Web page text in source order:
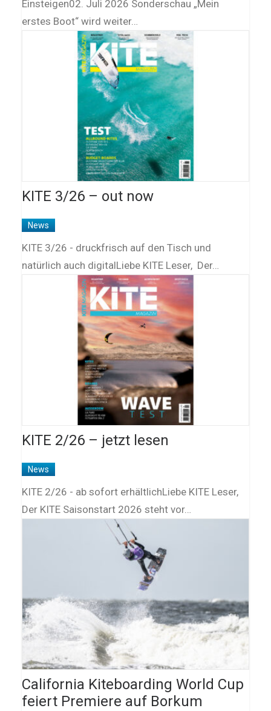
Einsteigen02. Juli 2026 Sonderschau „Mein
erstes Boot“ wird weiter…
KITE 3/26 – out now
News
KITE 3/26 - druckfrisch auf den Tisch und
natürlich auch digitalLiebe KITE Leser, Der…
KITE 2/26 – jetzt lesen
News
KITE 2/26 - ab sofort erhältlichLiebe KITE Leser,
Der KITE Saisonstart 2026 steht vor…
California Kiteboarding World Cup
feiert Premiere auf Borkum